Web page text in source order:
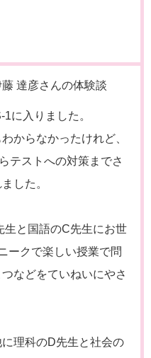
に入りました。
からなかったけれど、
テストへの対策までさ
した。
生と国語のC先生にお世
ークで楽しい授業で問
などをていねいにやさ
理科のD先生と社会の